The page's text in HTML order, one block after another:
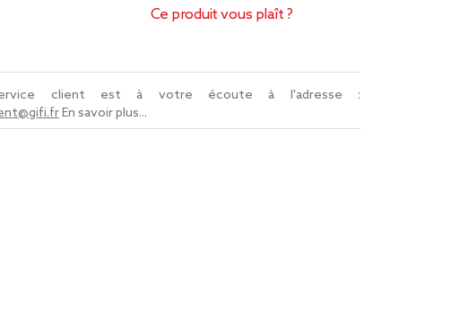
Ce produit vous plaît ?
client est à votre écoute à l'adresse :
En savoir plus...